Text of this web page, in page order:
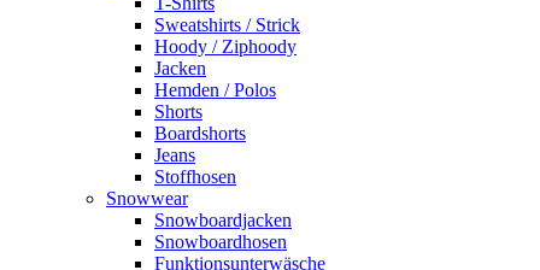
Sweatshirts / Strick
Hoody / Ziphoody
Jacken
Hemden / Polos
Shorts
Boardshorts
Jeans
Stoffhosen
Snowwear
Snowboardjacken
Snowboardhosen
Funktionsunterwäsche